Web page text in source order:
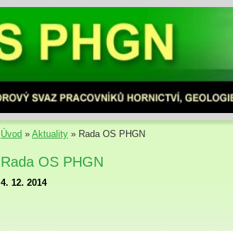
Úvod » Aktuality » Rada OS PHGN
Rada OS PHGN
4. 12. 2014